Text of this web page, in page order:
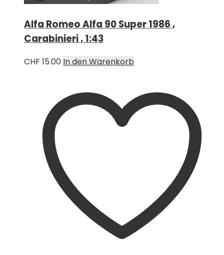
Alfa Romeo Alfa 90 Super 1986 ,
Carabinieri , 1:43
CHF 15.00 In den Warenkorb